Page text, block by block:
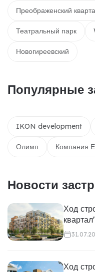
Преображенский
Театральный парк
Новогиреевский
Популярные
IKON development
Олимп Компания
Новости
Ход
Ход